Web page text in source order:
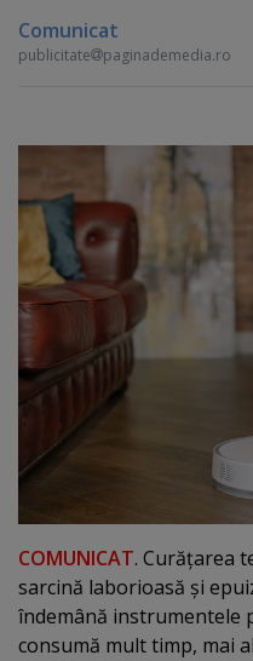
Comunicat
publicitate paginademedia.ro
COMUNICAT. Curăţarea
sarcină laborioasă şi
îndemână instrumentele
consumă mult timp, mai